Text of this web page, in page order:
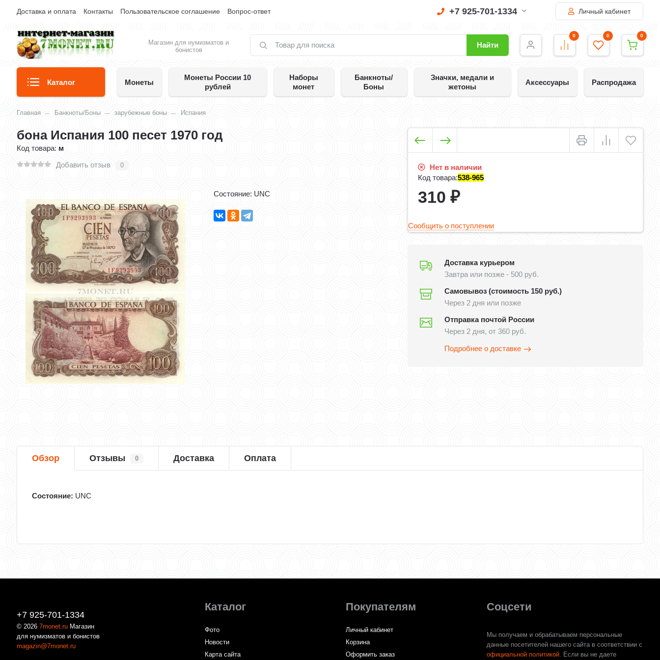
Доставка и оплата Контакты Пользовательское соглашение Вопрос-ответ +7 925-701-1334 Личный кабинет
Магазин для нумизматов и
бонистов
Найти
0 0 0
Каталог Монеты
Монеты России 10
рублей
Наборы
монет
Банкноты/
Боны
Значки, медали и
жетоны
Аксессуары Распродажа
Главная Банкноты/Боны зарубежные боны Испания
бона Испания 100 песет 1970 год
Код товара: м
Добавить отзыв
0
Состояние: UNC
Нет в наличии
Код товара:538-965
310 ₽
Сообщить о поступлении
Доставка курьером
Завтра или позже - 500 руб.
Самовывоз (стоимость 150 руб.)
Через 2 дня или позже
Отправка почтой России
Через 2 дня, от 360 руб.
Подробнее о доставке
Обзор Отзывы 0 Доставка Оплата
Состояние: UNC
+7 925-701-1334
© 20267monet.ru Магазин
для нумизматов и бонистов
magazin@7monet.ru
Каталог
Фото
Новости
Карта сайта
Покупателям
Личный кабинет
Корзина
Оформить заказ
Соцсети
Мы получаем и обрабатываем персональные
данные посетителей нашего сайта в соответствии с
официальной политикой. Если вы не даете